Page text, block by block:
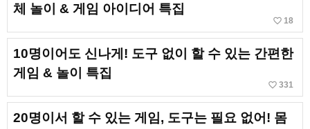
체 놀이 & 게임 아이디어 특집
favorite_border 18
10명이어도 신나게! 도구 없이 할 수 있는 간편한
게임 & 놀이 특집
favorite_border 331
20명이서 할 수 있는 게임, 도구는 필요 없어! 몸